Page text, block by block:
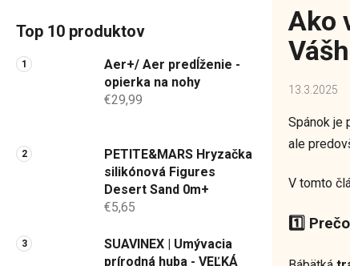
Top 10 produktov
Aer+/ Aer predĺženie -
opierka na nohy
€29,99
PETITE&MARS Hryzačka
silikónová Figures
Desert Sand 0m+
€5,65
SUAVINEX | Umývacia
prírodná huba - VEĽKÁ
Ako
13.3.2025
Spánok je
ale
V tomto
1️⃣